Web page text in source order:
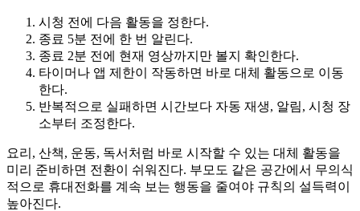
시청 전에 다음 활동을 정한다.
종료 5분 전에 한 번 알린다.
종료 2분 전에 현재 영상까지만 볼지 확인한다.
타이머나 앱 제한이 작동하면 바로 대체 활동으로 이동
한다.
반복적으로 실패하면 시간보다 자동 재생, 알림, 시청 장
소부터 조정한다.
요리, 산책, 운동, 독서처럼 바로 시작할 수 있는 대체 활동을
미리 준비하면 전환이 쉬워진다. 부모도 같은 공간에서 무의식
적으로 휴대전화를 계속 보는 행동을 줄여야 규칙의 설득력이
높아진다.